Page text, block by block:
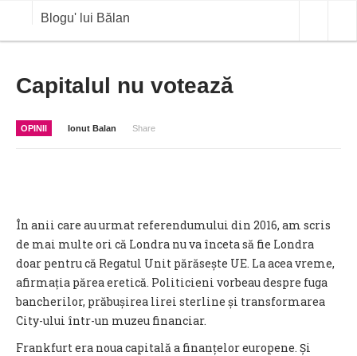
Blogu' lui Bălan
COTATII BVB
Capitalul nu votează
OPINII Ionut Balan Share
În anii care au urmat referendumului din 2016, am scris
de mai multe ori că Londra nu va înceta să fie Londra
doar pentru că Regatul Unit părăsește UE. La acea vreme,
afirmația părea eretică. Politicieni vorbeau despre fuga
bancherilor, prăbușirea lirei sterline și transformarea
City-ului într-un muzeu financiar.
Frankfurt era noua capitală a finanțelor europene. Și